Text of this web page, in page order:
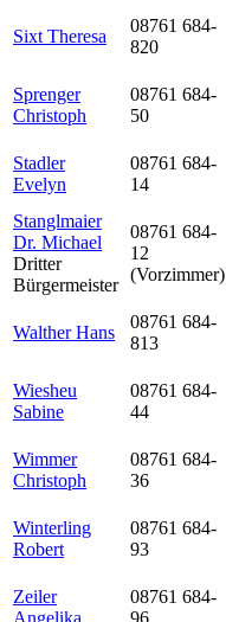
Sixt Theresa
08761 684-
820
Sprenger
Christoph
08761 684-
50
Stadler
Evelyn
08761 684-
14
Stanglmaier
Dr. Michael
Dritter
Bürgermeister
08761 684-
12
(Vorzimmer)
Walther Hans
08761 684-
813
Wiesheu
Sabine
08761 684-
44
Wimmer
Christoph
08761 684-
36
Winterling
Robert
08761 684-
93
Zeiler
Angelika
08761 684-
96